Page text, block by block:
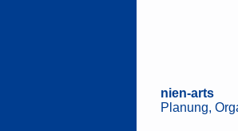
nien-arts
Planung,